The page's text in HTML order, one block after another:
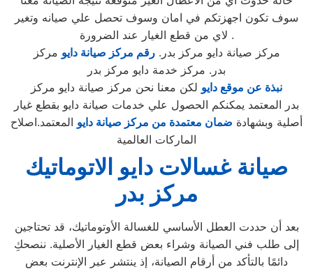
سوف تكون اجهزتكم في امان وسوف تحصل علي صيانه وتغير
لاي من قطع الغيار عند الضرورة .
مركز صيانة دايو مركز بدر.رقم مركز صيانة دايو مركز
بدر. مركز خدمة دايو مركز بدر
نبذة عن موقع دايو لكن معنا نحن مركز صيانة دايو مركز
بدر المعتمد يمكنكم الحصول علي خدمات صيانة دايو بقطع غيار
أصلية وبشهادة ضمان معتمدة من مركز صيانة دايو المعتمد.اصلاح
الماركات العالمية
صيانة غسالات دايو الاتوماتيك
مركز بدر
بعد أن حددت العطل الأساسي للغسالة الأوتوماتيك، قد تحتاجين
إلى طلب فني الصيانة وشراء بعض قطع الغيار الأصلية. ننصحكِ
دائمًا بالتأكد من أرقام الصيانة، إذ ينتشر عبر الإنترنت بعض